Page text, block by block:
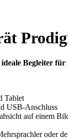
Begleiter
Tablet
USB-Anschluss
auf einem
oder